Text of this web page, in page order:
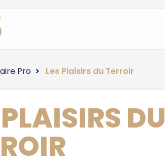
Pro Les Plaisirs du Terroir
DU